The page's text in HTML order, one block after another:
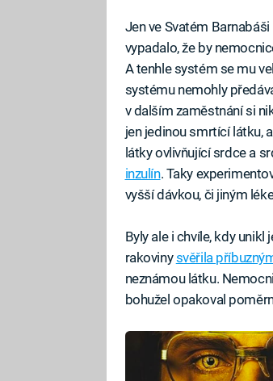
Jen ve Svatém Barnabáši
vypadalo, že by
A tenhle systém se mu
systému nemohly
v dalším zaměstnání si
jen jedinou smrtící látku,
látky ovlivňující srdce a
inzulín. Taky
vyšší dávkou, či jiným
Byly ale i chvíle, kdy
rakovinysvěřila
neznámou látku.
bohužel opakoval